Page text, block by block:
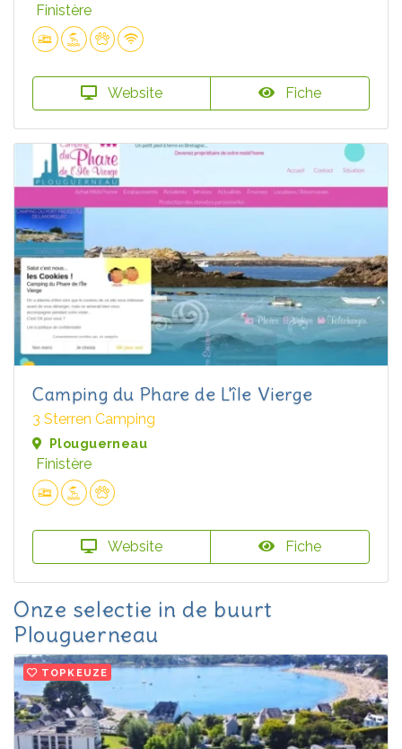
Finistère
Website Fiche
Camping du Phare de L'île Vierge
3 Sterren Camping
Plouguerneau
Finistère
Website Fiche
Onze selectie in de buurt
Plouguerneau
TOPKEUZE